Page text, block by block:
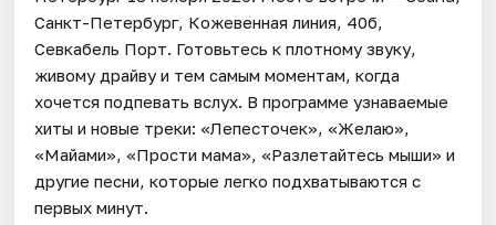
Санкт-Петербург, Кожевенная линия, 40б,
Севкабель Порт. Готовьтесь к плотному звуку,
живому драйву и тем самым моментам, когда
хочется подпевать вслух. В программе узнаваемые
хиты и новые треки: «Лепесточек», «Желаю»,
«Майами», «Прости мама», «Разлетайтесь мыши» и
другие песни, которые легко подхватываются с
первых минут.